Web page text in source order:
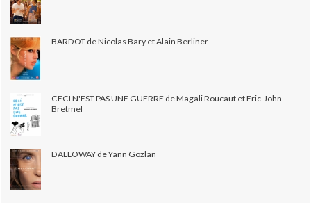
BARDOT de Nicolas Bary et Alain Berliner
CECI N'EST PAS UNE GUERRE de Magali Roucaut et Eric-John
Bretmel
DALLOWAY de Yann Gozlan